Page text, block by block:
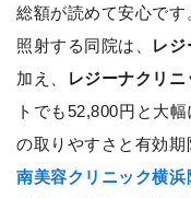
総額が読めて安心で
照射する同院は、 レ
加え、
レジーナクリ
トでも52,800円と大
の取りやすさと有効
南美容クリニック横